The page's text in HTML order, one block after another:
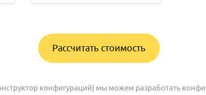
Рассчитать стоимость
конфигураций) мы можем разработать